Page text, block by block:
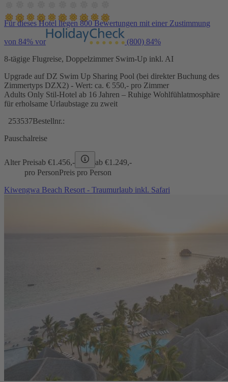
Für dieses Hotel liegen 800 Bewertungen mit einer Zustimmung
von 84% vor (800) 84%
8-tägige Flugreise, Doppelzimmer Swim-Up inkl. AI
Upgrade auf DZ Swim Up Sharing Pool (bei direkter Buchung des
Zimmertyps DZX2) - Wert: ca. € 550,- pro Zimmer
Adults Only Stil-Hotel ab 16 Jahren – Ruhige Wohlfühlatmosphäre
für erholsame Urlaubstage zu zweit
253537Bestellnr.:
Pauschalreise
Alter Preisab €1.456,- ab €1.249,-
pro PersonPreis pro Person
Kiwengwa Beach Resort - Traumurlaub inkl. Safari